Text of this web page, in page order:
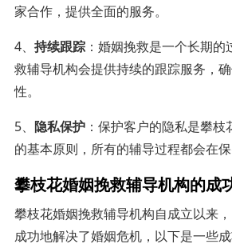
家合作，提供全面的服务。
4、 持续跟踪：婚姻挽救是一个长期的
救辅导机构会提供持续的跟踪服务，
性。
5、 隐私保护：保护客户的隐私是攀枝
的基本原则，所有的辅导过程都会在保
攀枝花婚姻挽救辅导机构的成
攀枝花婚姻挽救辅导机构自成立以来
成功地解决了婚姻危机，以下是一些